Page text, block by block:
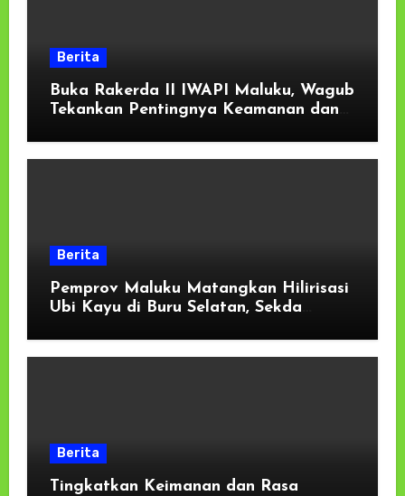
Berita
Buka Rakerda II IWAPI Maluku, Wagub
Tekankan Pentingnya Keamanan dan
Berita
Pemprov Maluku Matangkan Hilirisasi
Ubi Kayu di Buru Selatan, Sekda
Dukungan Masyarakat
Berita
Tingkatkan Keimanan dan Rasa